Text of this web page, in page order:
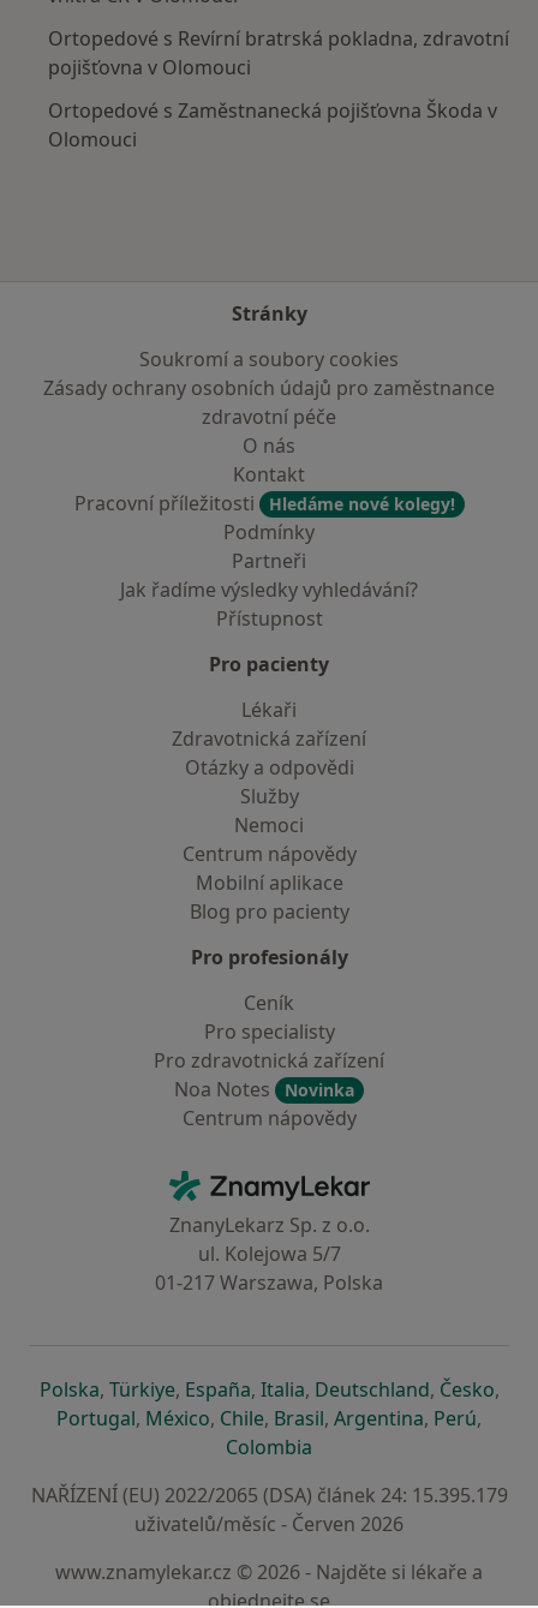
Ortopedové s Revírní bratrská pokladna, zdravotní
pojišťovna v Olomouci
Ortopedové s Zaměstnanecká pojišťovna Škoda v
Olomouci
Stránky
Soukromí a soubory cookies
Zásady ochrany osobních údajů pro zaměstnance
zdravotní péče
O nás
Kontakt
Pracovní příležitosti
Hledáme nové kolegy!
Podmínky
Partneři
Jak řadíme výsledky vyhledávání?
Přístupnost
Pro pacienty
Lékaři
Zdravotnická zařízení
Otázky a odpovědi
Služby
Nemoci
Centrum nápovědy
Mobilní aplikace
Blog pro pacienty
Pro profesionály
Ceník
Pro specialisty
Pro zdravotnická zařízení
Noa Notes
Novinka
Centrum nápovědy
ZnamyLekar - Hlavní stránka
ZnanyLekarz Sp. z o.o.
ul. Kolejowa 5/7
01-217 Warszawa, Polska
Polskase otevře v nové záložce
, Türkiyese otevře v nové záložce
, Españase otevře v nové záložce
, Italiase otevře v nové záložce
, Deutschlandse otevře v
, Českose
,
Portugalse otevře v nové záložce
, Méxicose otevře v nové záložce
, Chilese otevře v nové záložce
, Brasilse otevře v nové
, Argentinase otevře v
, Perúse
,
Colombia
NAŘÍZENÍ (EU) 2022/2065 (DSA) článek 24: 15.395.179
uživatelů/měsíc - Červen 2026
www.znamylekar.cz © 2026 - Najděte si lékaře a
objednejte se